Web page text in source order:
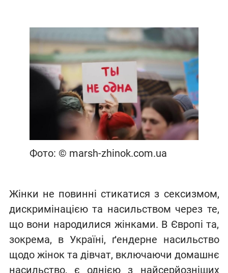
Фото: © marsh-zhinok.com.ua
Жінки не повинні стикатися з сексизмом,
дискримінацією та насильством через те,
що вони народилися жінками. В Європі та,
зокрема, в Україні, ґендерне насильство
щодо жінок та дівчат, включаючи домашнє
насильство, є однією з найсерйозніших